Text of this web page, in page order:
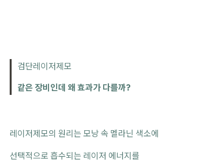
검단레이저제모
같은 장비인데 왜 효과가 다를까?
레이저제모의 원리는 모낭 속 멜라닌 색소에
선택적으로 흡수되는 레이저 에너지를